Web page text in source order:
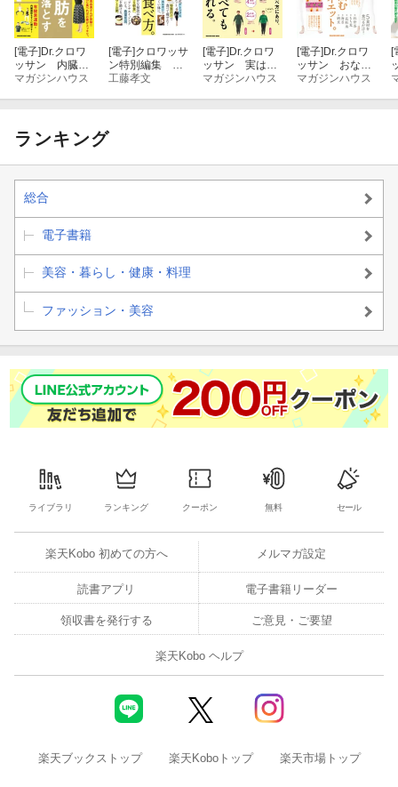
[電子] Dr.クロワ
ッサン 内臓脂
肪を３週間で落
マガジンハウス
[電子]クロワッサ
ン特別編集 大
人のための、痩
工藤孝文
[電子] Dr.クロワ
ッサン 実は、
何を食べても痩
マガジンハウス
[電子] Dr.クロワ
ッサン おなか
が凹む胆汁酸ダ
マガジンハウス
[
ランキング
総合
電子書籍
美容・暮らし・健康・料理
ファッション・美容
ライブラリ ランキング クーポン 無料 セール
楽天Kobo 初めての方へ メルマガ設定
読書アプリ 電子書籍リーダー
領収書を発行する ご意見・ご要望
楽天Kobo ヘルプ
楽天ブックストップ 楽天Koboトップ 楽天市場トップ